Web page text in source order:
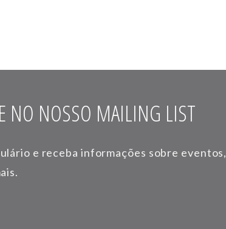
NO NOSSO MAILING LIST
e receba informações sobre eventos,